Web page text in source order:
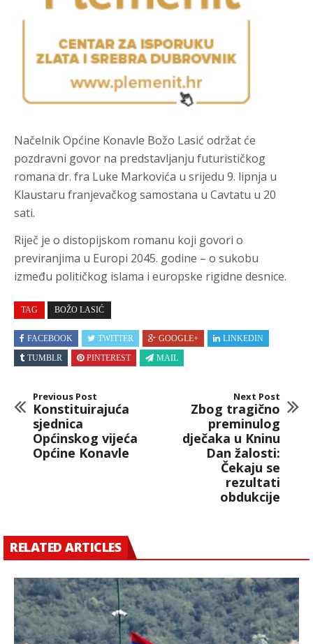
Načelnik Općine Konavle Božo Lasić održat će
pozdravni govor na predstavljanju futurističkog
romana dr. fra Luke Markovića u srijedu 9. lipnja u
Klaustaru franjevačkog samostana u Cavtatu u 20
sati.
Riječ je o distopijskom romanu koji govori o
previranjima u Europi 2045. godine – o sukobu
između političkog islama i europske rigidne desnice.
TAG BOŽO LASIĆ
FACEBOOK TWITTER GOOGLE+
LINKEDIN
TUMBLR
PINTEREST MAIL
Previous Post
Konstituirajuća
sjednica
Općinskog vijeća
Općine Konavle
Next Post
Zbog tragično
preminulog
dječaka u Kninu
Dan žalosti:
Čekaju se
rezultati
obdukcije
RELATED ARTICLES